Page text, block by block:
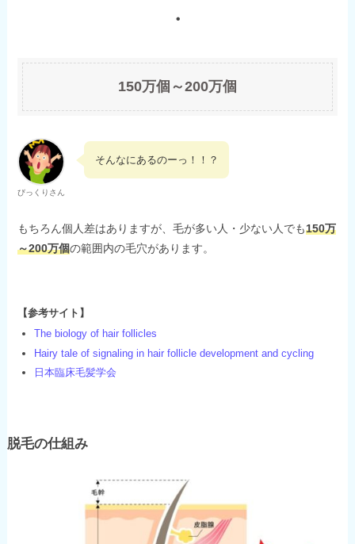
・
150万個～200万個
びっくりさん
そんなにあるのーっ！！？
もちろん個人差はありますが、毛が多い人・少ない人でも150万
～200万個の範囲内の毛穴があります。
【参考サイト】
The biology of hair follicles
Hairy tale of signaling in hair follicle development and cycling
日本臨床毛髪学会
脱毛の仕組み